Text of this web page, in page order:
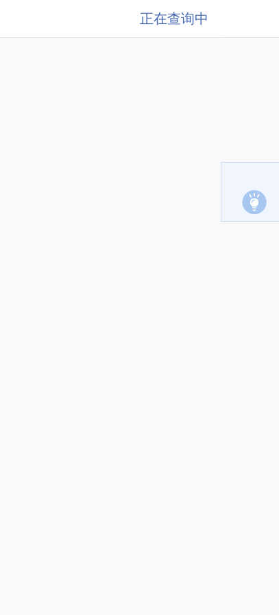
正在查询中